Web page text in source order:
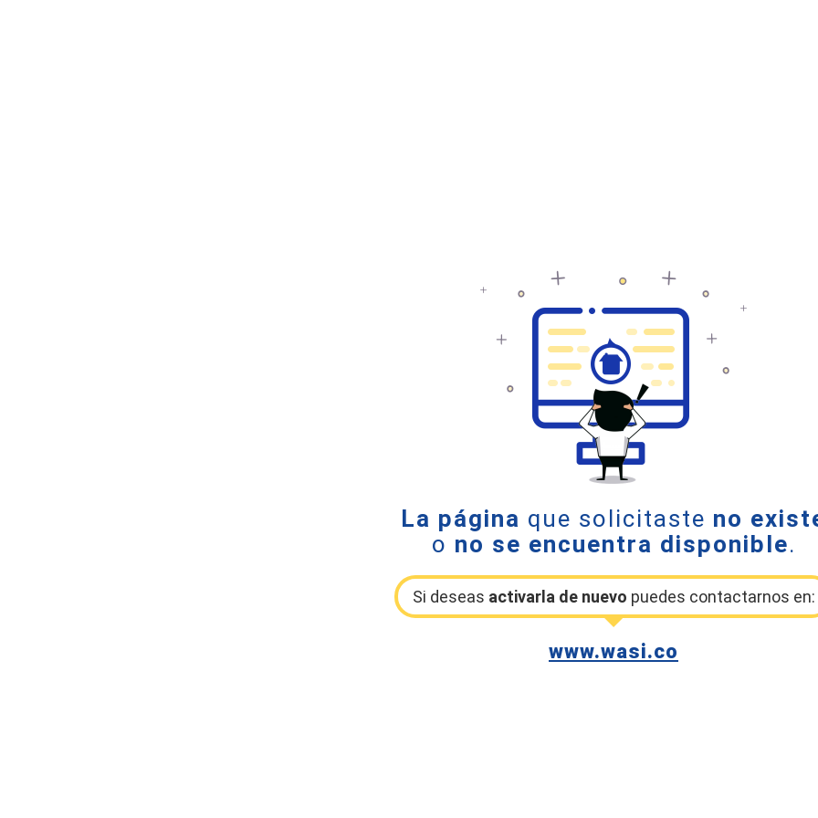
La página que solicitaste no
o no se encuentra disponible.
Si deseas activarla de nuevo puedes contactarnos en:
www.wasi.co